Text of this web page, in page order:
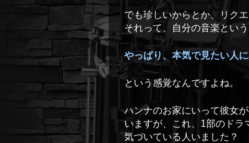
でも珍しいからとか、リク
それって、自分の音楽とい
やっぱり、本気で見たい人
という感覚なんですよね。
ハンナのお家にいって彼女
いますが、これ、1部のドラ
気づいている人いました？